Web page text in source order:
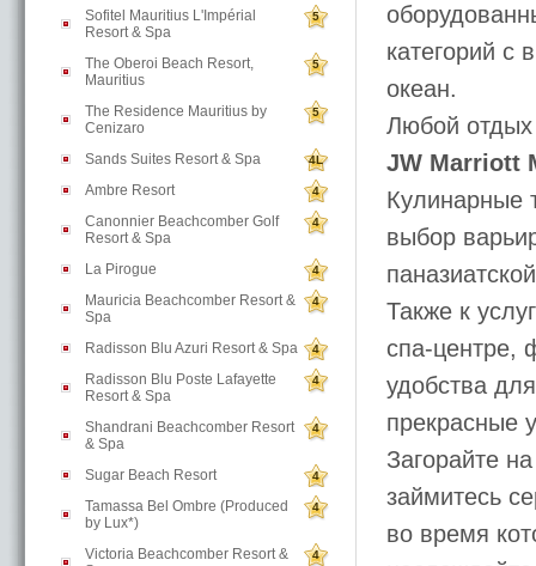
Sofitel Mauritius L'Impérial
Resort & Spa
5
The Oberoi Beach Resort,
Mauritius
5
The Residence Mauritius by
Cenizaro
5
Sands Suites Resort & Spa 4L
Ambre Resort 4
Canonnier Beachcomber Golf
Resort & Spa
4
La Pirogue 4
Mauricia Beachcomber Resort &
Spa
4
Radisson Blu Azuri Resort & Spa 4
Radisson Blu Poste Lafayette
Resort & Spa
4
Shandrani Beachcomber Resort
& Spa
4
Sugar Beach Resort 4
Tamassa Bel Ombre (Produced
by Lux*)
4
Victoria Beachcomber Resort &
4
категорий
океан.
Любой отдых
JW Marriott
Кулинарные
выбор
Также к
спа-центре,
удобства
прекрасные
Загорайте
займитесь
во время